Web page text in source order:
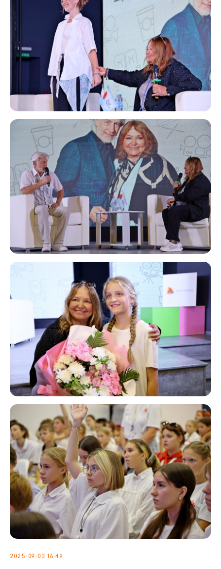
2025-09-03 16:49